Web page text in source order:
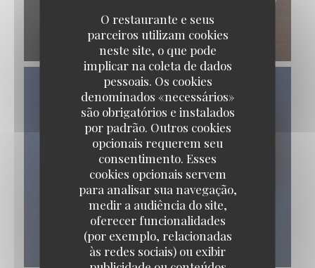
O restaurante e seus
parceiros utilizam cookies
neste site, o que pode
implicar na coleta de dados
pessoais. Os cookies
denominados «necessários»
são obrigatórios e instalados
por padrão. Outros cookies
opcionais requerem seu
consentimento. Esses
cookies opcionais servem
para analisar sua navegação,
medir a audiência do site,
oferecer funcionalidades
(por exemplo, relacionadas
às redes sociais) ou exibir
ENTRECÔTE BÉARNAISE
TARTE AMANDINE AUX FRUITS DE SAISON